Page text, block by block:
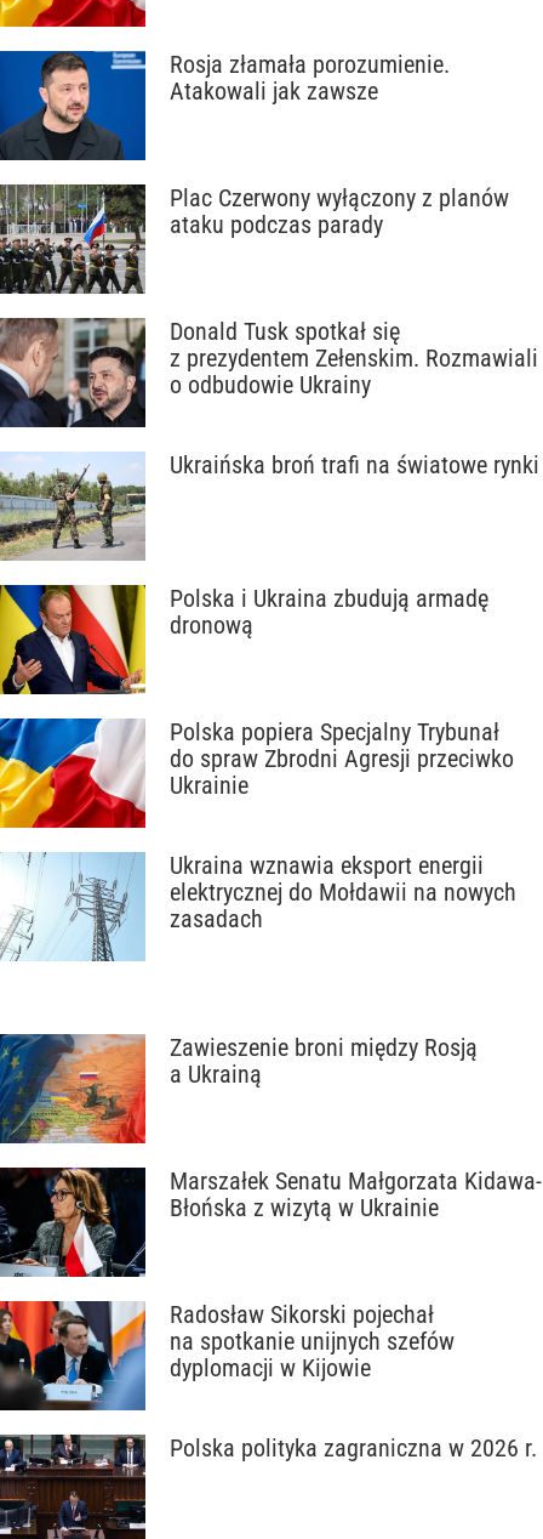
Rosja złamała porozumienie.
Atakowali jak zawsze
Plac Czerwony wyłączony z planów
ataku podczas parady
Donald Tusk spotkał się
z prezydentem Zełenskim. Rozmawiali
o odbudowie Ukrainy
Ukraińska broń trafi na światowe rynki
Polska i Ukraina zbudują armadę
dronową
Polska popiera Specjalny Trybunał
do spraw Zbrodni Agresji przeciwko
Ukrainie
Ukraina wznawia eksport energii
elektrycznej do Mołdawii na nowych
zasadach
Zawieszenie broni między Rosją
a Ukrainą
Marszałek Senatu Małgorzata Kidawa-
Błońska z wizytą w Ukrainie
Radosław Sikorski pojechał
na spotkanie unijnych szefów
dyplomacji w Kijowie
Polska polityka zagraniczna w 2026 r.